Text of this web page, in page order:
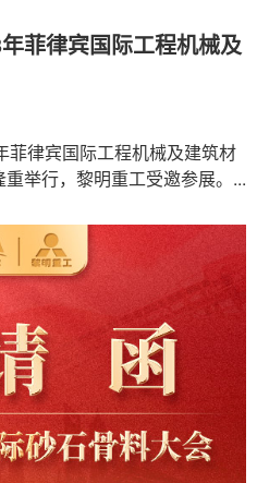
菲律宾国际工程机械及
菲律宾国际工程机械及建筑材
举行，黎明重工受邀参展。...